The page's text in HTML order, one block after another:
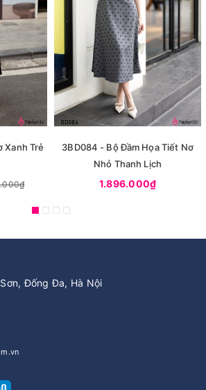
Xanh Trẻ
3BD084 - Bộ Đầm Họa Tiết Nơ
Nhỏ Thanh Lịch
1.896.000₫
Đống Đa, Hà Nội